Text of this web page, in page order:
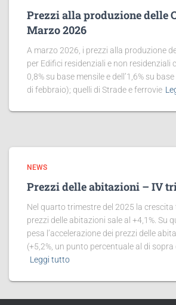
Prezzi alla produzione delle
Marzo 2026
A marzo 2026, i prezzi alla produzione
per Edifici residenziali e non residenziali
0,8% su base mensile e dell’1,6% su
di febbraio); quelli di Strade e ferrovie
NEWS
Prezzi delle abitazioni – IV
Nel quarto trimestre del 2025 la crescita
prezzi delle abitazioni sale al +4,1%. Su
pesa l’accelerazione dei prezzi delle
(+5,2%, un punto percentuale al di
Leggi tutto